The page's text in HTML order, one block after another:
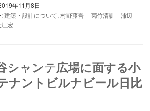
年11月8日
:建築・設計について, 村野藤吾 菊竹清訓 浦辺
宏
シャンテ広場に面する小
ナントビルナビール日比